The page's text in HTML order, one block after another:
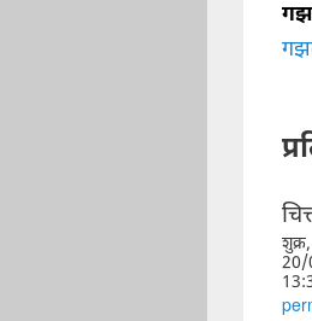
शुक्र,
20/